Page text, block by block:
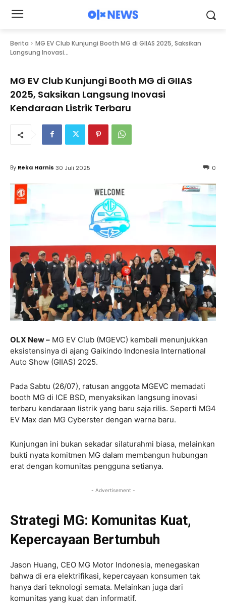
Berita
MG EV Club Kunjungi Booth MG di GIIAS 2025, Saksikan
Langsung Inovasi...
MG EV Club Kunjungi Booth MG di GIIAS
2025, Saksikan Langsung Inovasi
Kendaraan Listrik Terbaru
0
By Reka Harnis 30 Juli 2025
OLX New – MG EV Club (MGEVC) kembali menunjukkan
eksistensinya di ajang Gaikindo Indonesia International
Auto Show (GIIAS) 2025.
Pada Sabtu (26/07), ratusan anggota MGEVC memadati
booth MG di ICE BSD, menyaksikan langsung inovasi
terbaru kendaraan listrik yang baru saja rilis. Seperti MG4
EV Max dan MG Cyberster dengan warna baru.
Kunjungan ini bukan sekadar silaturahmi biasa, melainkan
bukti nyata komitmen MG dalam membangun hubungan
erat dengan komunitas pengguna setianya.
- Advertisement -
Strategi MG: Komunitas Kuat,
Kepercayaan Bertumbuh
Jason Huang, CEO MG Motor Indonesia, menegaskan
bahwa di era elektrifikasi, kepercayaan konsumen tak
hanya dari teknologi semata. Melainkan juga dari
komunitas yang kuat dan informatif.